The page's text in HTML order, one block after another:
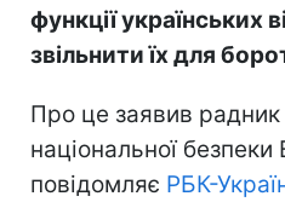
функції українських
звільнити їх для
Про це заявив радник
національної безпеки
повідомляє РБК-